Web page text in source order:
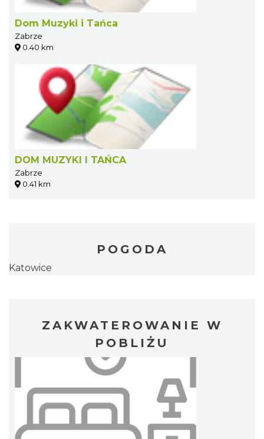
Dom Muzyki i Tańca
Zabrze
0.40 km
DOM MUZYKI I TAŃCA
Zabrze
0.41 km
POGODA
Katowice
ZAKWATEROWANIE W
POBLIŻU